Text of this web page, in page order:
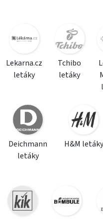
Lekarna.cz
letáky
Tchibo
letáky
Deichmann
letáky
H&M letáky